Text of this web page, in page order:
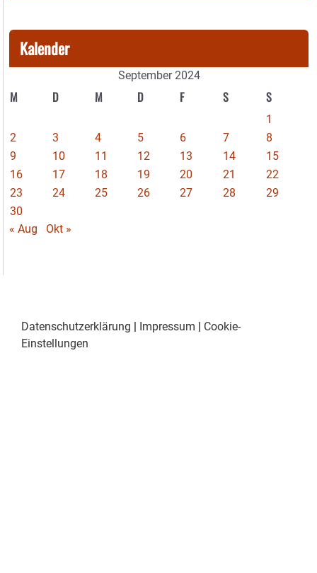
Kalender
September 2024
M D M D F S S
1
2
3 4 5 6 7
8
9
10 11 12 13 14
15
16
17 18 19 20 21
22
23
24 25 26 27 28
29
30
« Aug
Okt »
Datenschutzerklärung Impressum
Cookie-
Einstellungen